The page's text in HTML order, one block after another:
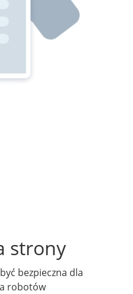
strony
bezpieczna dla
robotów